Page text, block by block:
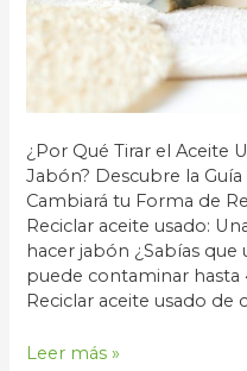
¿Por Qué Tirar el Aceite
Jabón? Descubre la
Cambiará tu Forma de
Reciclar aceite usado:
hacer jabón ¿Sabías
puede contaminar hasta
Reciclar aceite usado de
Cómo
Leer más »